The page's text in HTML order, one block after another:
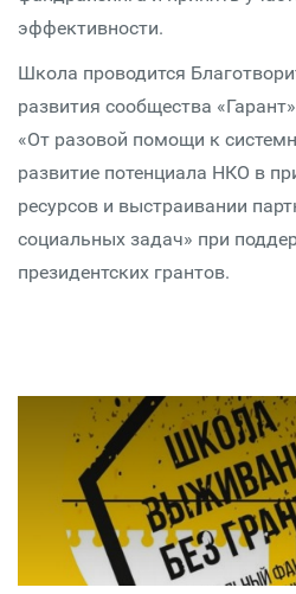
эффективности.
Школа проводится
развития сообщества
«От разовой помощи к
развитие потенциала НКО в
ресурсов и выстраивании
социальных задач» при
президентских грантов.